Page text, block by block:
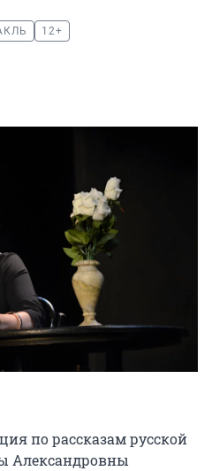
12+
по рассказам русской
Александровны